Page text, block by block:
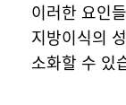
이러한 요인
지방이식의
소화할 수 있